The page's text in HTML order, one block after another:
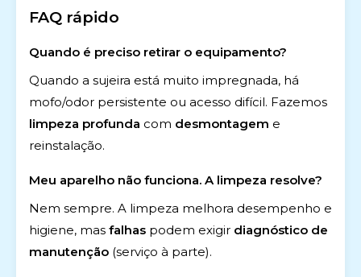
FAQ rápido
Quando é preciso retirar o equipamento?
Quando a sujeira está muito impregnada, há
mofo/odor persistente ou acesso difícil. Fazemos
limpeza profunda com desmontagem e
reinstalação.
Meu aparelho não funciona. A limpeza resolve?
Nem sempre. A limpeza melhora desempenho e
higiene, mas falhas podem exigir diagnóstico de
manutenção (serviço à parte).